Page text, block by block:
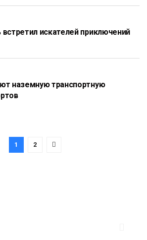
искателей приключений
наземную транспортную
1 2